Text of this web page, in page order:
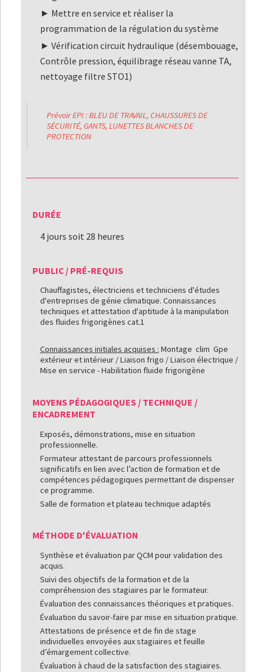
Mettre en service et réaliser la
programmation de la régulation du système
Vérification circuit hydraulique (désembouage,
Contrôle pression, équilibrage réseau vanne TA,
nettoyage filtre STO1)
Prévoir EPI : BLEU DE TRAVAIL, CHAUSSURES DE
SÉCURITÉ, GANTS, LUNETTES BLANCHES DE
PROTECTION
DURÉE
4 jours soit 28 heures
PUBLIC / PRÉ-REQUIS
Chauffagistes, électriciens et techniciens d'études
d'entreprises de génie climatique. Connaissances
techniques et attestation d'aptitude à la manipulation
des fluides frigorigènes cat.1
Connaissances initiales acquises : Montage clim Gpe
extérieur et intérieur / Liaison frigo / Liaison électrique /
Mise en service - Habilitation fluide frigorigène
MOYENS PÉDAGOGIQUES / TECHNIQUE /
ENCADREMENT
Exposés, démonstrations, mise en situation
professionnelle.
Formateur attestant de parcours professionnels
significatifs en lien avec l’action de formation et de
compétences pédagogiques permettant de dispenser
ce programme.
Salle de formation et plateau technique adaptés
MÉTHODE D'ÉVALUATION
Synthèse et évaluation par QCM pour validation des
acquis.
Suivi des objectifs de la formation et de la
compréhension des stagiaires par le formateur.
Évaluation des connaissances théoriques et pratiques.
Évaluation du savoir-faire par mise en situation pratique.
Attestations de présence et de fin de stage
individuelles envoyées aux stagiaires et feuille
d’émargement collective.
Évaluation à chaud de la satisfaction des stagiaires.